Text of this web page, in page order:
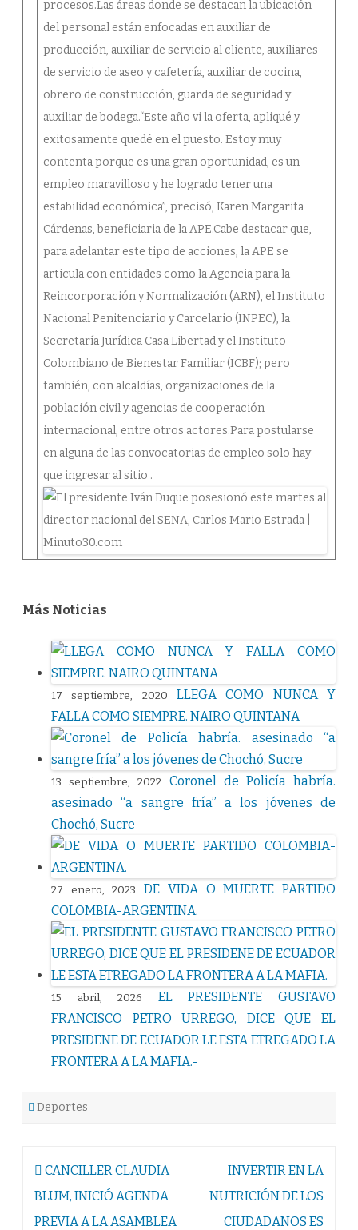
procesos.Las áreas donde se destacan la ubicación
del personal están enfocadas en auxiliar de
producción, auxiliar de servicio al cliente, auxiliares
de servicio de aseo y cafetería, auxiliar de cocina,
obrero de construcción, guarda de seguridad y
auxiliar de bodega.“Este año vi la oferta, apliqué y
exitosamente quedé en el puesto. Estoy muy
contenta porque es una gran oportunidad, es un
empleo maravilloso y he logrado tener una
estabilidad económica”, precisó, Karen Margarita
Cárdenas, beneficiaria de la APE.Cabe destacar que,
para adelantar este tipo de acciones, la APE se
articula con entidades como la Agencia para la
Reincorporación y Normalización (ARN), el Instituto
Nacional Penitenciario y Carcelario (INPEC), la
Secretaría Jurídica Casa Libertad y el Instituto
Colombiano de Bienestar Familiar (ICBF); pero
también, con alcaldías, organizaciones de la
población civil y agencias de cooperación
internacional, entre otros actores.Para postularse
en alguna de las convocatorias de empleo solo hay
que ingresar al sitio .
Más Noticias
17 septiembre, 2020
LLEGA COMO NUNCA Y
FALLA COMO SIEMPRE. NAIRO QUINTANA
13 septiembre, 2022
Coronel de Policía habría.
asesinado “a sangre fría” a los jóvenes de
Chochó, Sucre
27 enero, 2023
DE VIDA O MUERTE PARTIDO
COLOMBIA-ARGENTINA.
15 abril, 2026
EL PRESIDENTE GUSTAVO
FRANCISCO PETRO URREGO, DICE QUE EL
PRESIDENE DE ECUADOR LE ESTA ETREGADO LA
FRONTERA A LA MAFIA.-
Deportes
Navegación
de
entradas
CANCILLER CLAUDIA
BLUM, INICIÓ AGENDA
PREVIA A LA ASAMBLEA
INVERTIR EN LA
NUTRICIÓN DE LOS
CIUDADANOS ES